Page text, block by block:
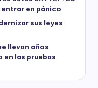
en pánico
sus leyes
llevan años
en las pruebas